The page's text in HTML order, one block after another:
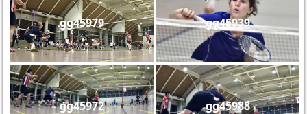
gg45979 gg45939
gg45972 gg45988